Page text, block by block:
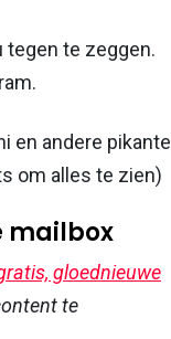
tegen te zeggen.
en andere pikante
om alles te zien)
mailbox
gloednieuwe
te